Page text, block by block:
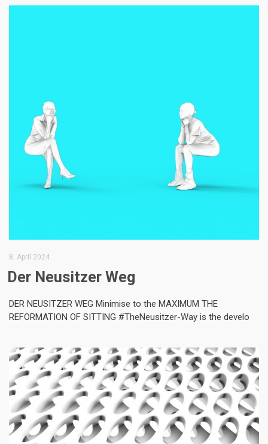
8. April 2024
Der Neusitzer Weg
DER NEUSITZER WEG Minimise to the MAXIMUM THE
REFORMATION OF SITTING #TheNeusitzer-Way is the develo